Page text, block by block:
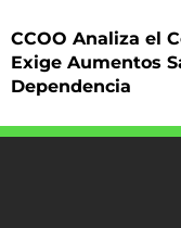
CCOO Analiza el
Exige Aumentos
Dependencia